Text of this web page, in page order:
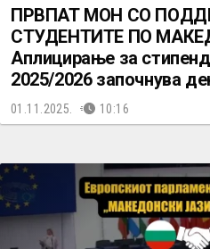
ПРВПАТ МОН СО
СТУДЕНТИТЕ ПО
Аплицирање за
2025/2026 започнува
01.11.2025. 10:16